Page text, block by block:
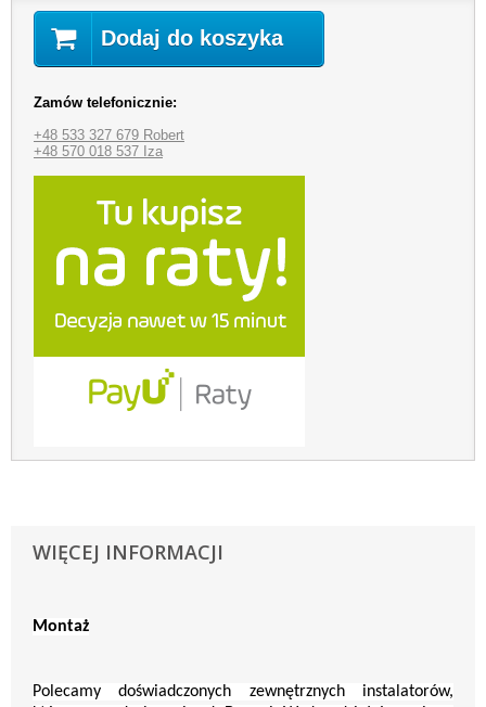
Dodaj do koszyka
Zamów telefonicznie:
+48 533 327 679 Robert
+48 570 018 537 Iza
WIĘCEJ INFORMACJI
Montaż
Polecamy doświadczonych zewnętrznych instalatorów,